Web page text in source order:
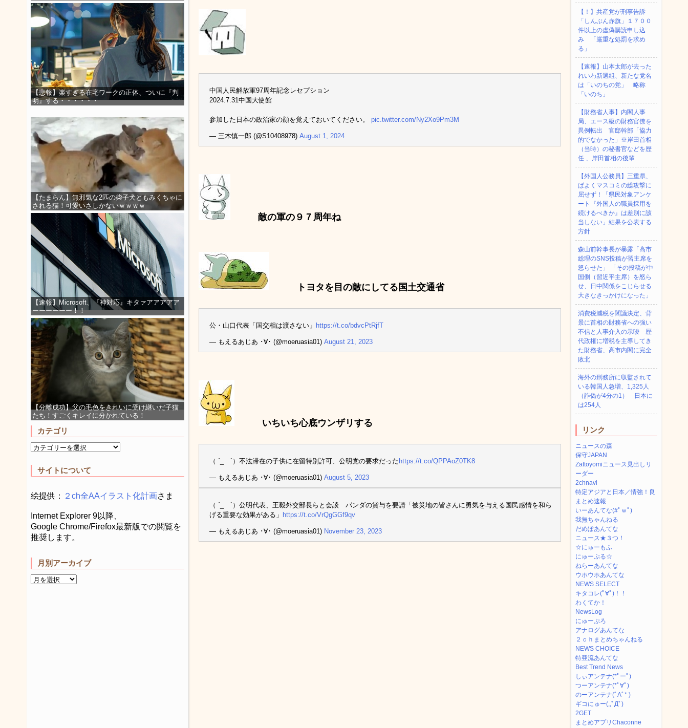
【悲報】楽すぎる在宅ワークの正体、ついに『判
明』する・・・・・・
【たまらん】無邪気な2匹の柴子犬ともみくちゃに
される猫！可愛いさしかないｗｗｗｗ
【速報】Microsoft、『神対応』キタァアアアアア
ーーーーーー！！
【分離成功】父の毛色をきれいに受け継いだ子猫
たち！すごくキレイに分かれている！
カテゴリ
サイトについて
絵提供： ２ch全AAイラスト化計画さま
Internet Explorer 9以降、
Google Chrome/Firefox最新版での閲覧を
推奨します。
月別アーカイブ
中国人民解放軍97周年記念レセプション
2024.7.31中国大使館
参加した日本の政治家の顔を覚えておいてください。 pic.twitter.com/Ny2Xo9Pm3M
— 三木慎一郎 (@S10408978) August 1, 2024
敵の軍の９７周年ね
トヨタを目の敵にしてる国土交通省
公・山口代表「国交相は渡さない」 https://t.co/bdvcPtRjfT
— もえるあじあ ･∀･ (@moeruasia01) August 21, 2023
いちいち心底ウンザリする
（ ´_ゝ`）不法滞在の子供に在留特別許可、公明党の要求だったhttps://t.co/QPPAoZ0TK8
— もえるあじあ ･∀･ (@moeruasia01) August 5, 2023
（ ´_ゝ`）公明代表、王毅外交部長らと会談 パンダの貸与を要請「被災地の皆さんに勇気を与える国民感情を和ら
げる重要な効果がある」 https://t.co/VrQgGGf9qv
— もえるあじあ ･∀･ (@moeruasia01) November 23, 2023
【！】共産党が刑事告訴
「しんぶん赤旗」１７００
件以上の虚偽購読申し込
み 「厳重な処罰を求め
る」
【速報】山本太郎が去った
れいわ新選組、新たな党名
は「いのちの党」 略称
「いのち」
【財務省人事】内閣人事
局、エース級の財務官僚を
異例転出 官邸幹部「協力
的でなかった」※岸田首相
（当時）の秘書官などを歴
任 、岸田首相の後輩
【外国人公務員】三重県、
ぱよくマスコミの総攻撃に
屈せず！「県民対象アンケ
ート『外国人の職員採用を
続けるべきか』は差別に該
当しない」結果を公表する
方針
森山前幹事長が暴露「高市
総理のSNS投稿が習主席を
怒らせた」 「その投稿が中
国側（習近平主席）を怒ら
せ、日中関係をこじらせる
大きなきっかけになった」
消費税減税を閣議決定、背
景に首相の財務省への強い
不信と人事介入の示唆 歴
代政権に増税を主導してき
た財務省、高市内閣に完全
敗北
海外の刑務所に収監されて
いる韓国人急増、1,325人
（詐偽が4分の1） 日本に
は254人
リンク
ニュースの森
保守JAPAN
Zattoyomiニュース見出しリ
ーダー
2chnavi
特定アジアと日本／情強！良
まとめ速報
いーあんてな(#ﾟｗﾟ)
我無ちゃんねる
だめぽあんてな
ニュース★３つ！
☆にゅーもふ
にゅーぷる☆
ねらーあんてな
ウホウホあんてな
NEWS SELECT
キタコレ(ﾟ∀ﾟ)！！
わくてか！
NewsLog
にゅーぷろ
アナログあんてな
２ｃｈまとめちゃんねる
NEWS CHOICE
特亜流あんてな
Best Trend News
しぃアンテナ(*ﾟーﾟ)
つーアンテナ(*ﾟ∀ﾟ)
のーアンテナ(ﾟAﾟ* )
ギコにゅー(,,ﾟДﾟ)
2GET
まとめアプリChaconne